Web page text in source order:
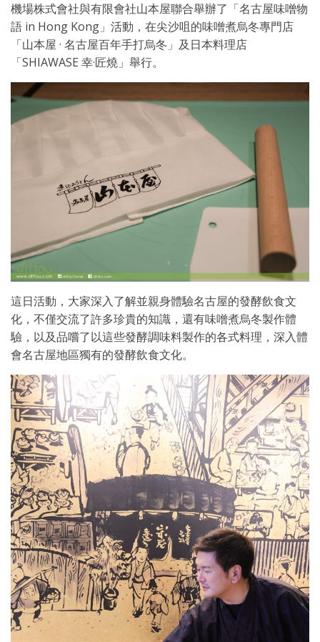
機場株式會社與有限會社山本屋聯合舉辦了「名古屋味噌物
語 in Hong Kong」活動，在尖沙咀的味噌煮烏冬專門店
「山本屋 · 名古屋百年手打烏冬」及日本料理店
「SHIAWASE 幸·匠燒」舉行。
這日活動，大家深入了解並親身體驗名古屋的發酵飲食文
化，不僅交流了許多珍貴的知識，還有味噌煮烏冬製作體
驗，以及品嚐了以這些發酵調味料製作的各式料理，深入體
會名古屋地區獨有的發酵飲食文化。